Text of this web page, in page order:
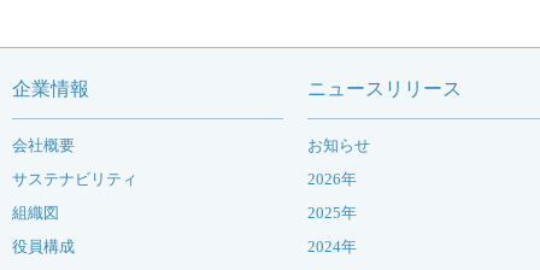
企業情報
会社概要
サステナビリティ
組織図
役員構成
ニュースリリース
お知らせ
2026年
2025年
2024年